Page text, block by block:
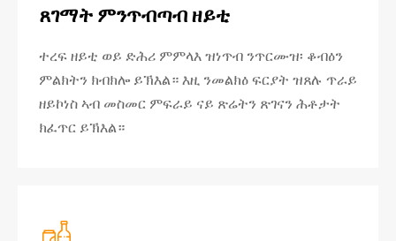
ጸገማት ምንጥብጣብ ዘይቲ
ተረፍ ዘይቲ ወይ ድሕሪ ምምላእ ዝነጥብ ንጥርሙዝ፡ ቆብዕን
ምልክትን ክብክሎ ይኽእል። እዚ ንመልክዕ ፍርያት ዝጸሉ ጥራይ
ዘይኮነስ ኣብ መስመር ምፍራይ ናይ ጽሬትን ጽገናን ሕቶታት
ክፈጥር ይኽእል።